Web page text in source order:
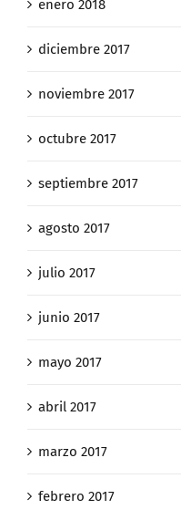
enero 2018
diciembre 2017
noviembre 2017
octubre 2017
septiembre 2017
agosto 2017
julio 2017
junio 2017
mayo 2017
abril 2017
marzo 2017
febrero 2017